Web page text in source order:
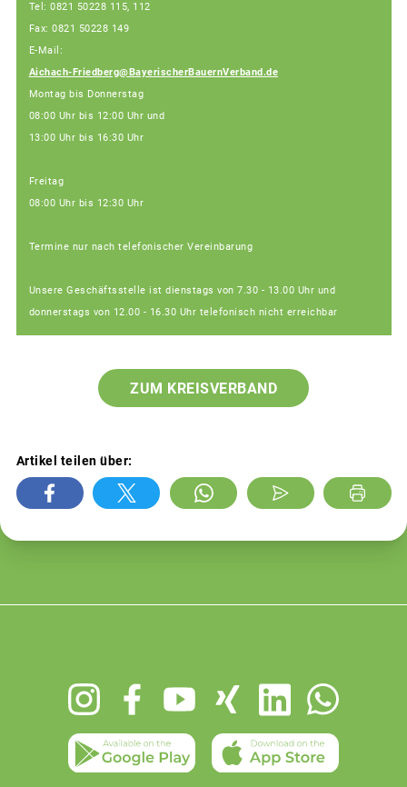
Tel: 0821 50228 115, 112
Fax: 0821 50228 149
E-Mail:
Aichach-Friedberg@BayerischerBauernVerband.de
Montag bis Donnerstag
08:00 Uhr bis 12:00 Uhr und
13:00 Uhr bis 16:30 Uhr
Freitag
08:00 Uhr bis 12:30 Uhr
Termine nur nach telefonischer Vereinbarung
Unsere Geschäftsstelle ist dienstags von 7.30 - 13.00 Uhr und
donnerstags von 12.00 - 16.30 Uhr telefonisch nicht erreichbar
ZUM KREISVERBAND
Artikel teilen über: